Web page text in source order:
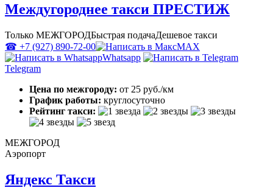
Междугороднее такси ПРЕСТИЖ
Только МЕЖГОРОДБыстрая подачаДешевое такси
☎ +7 (927) 890-72-00
MAX
Whatsapp
Telegram
Цена по межгороду: от 25 руб./км
График работы: круглосуточно
Рейтинг такси:
МЕЖГОРОД
Аэропорт
Яндекс Такси